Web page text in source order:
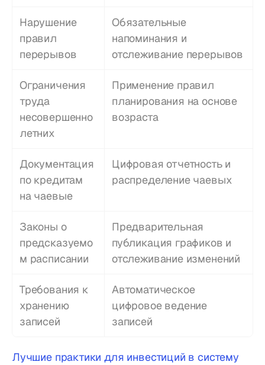
Нарушение
правил
перерывов
Обязательные
напоминания и
отслеживание перерывов
Ограничения
труда
несовершенно
летних
Применение правил
планирования на основе
возраста
Документация
по кредитам
на чаевые
Цифровая отчетность и
распределение чаевых
Законы о
предсказуемо
м расписании
Предварительная
публикация графиков и
отслеживание изменений
Требования к
хранению
записей
Автоматическое
цифровое ведение
записей
Лучшие практики для инвестиций в систему